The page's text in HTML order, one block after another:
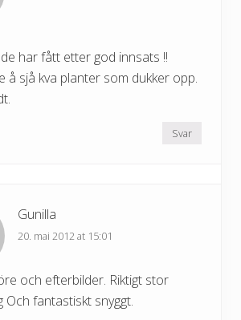
har fått etter god innsats !!
å sjå kva planter som dukker opp.
Svar
Gunilla
20. mai 2012 at 15:01
och efterbilder. Riktigt stor
Och fantastiskt snyggt.